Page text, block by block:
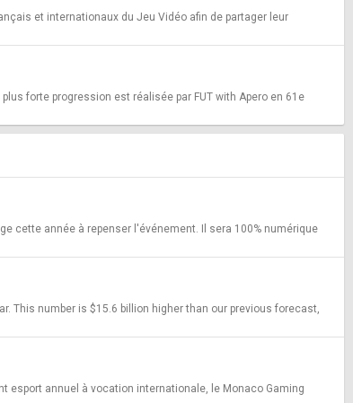
et internationaux du Jeu Vidéo afin de partager leur
forte progression est réalisée par FUT with Apero en 61e
cette année à repenser l'événement. Il sera 100% numérique
This number is $15.6 billion higher than our previous forecast,
esport annuel à vocation internationale, le Monaco Gaming